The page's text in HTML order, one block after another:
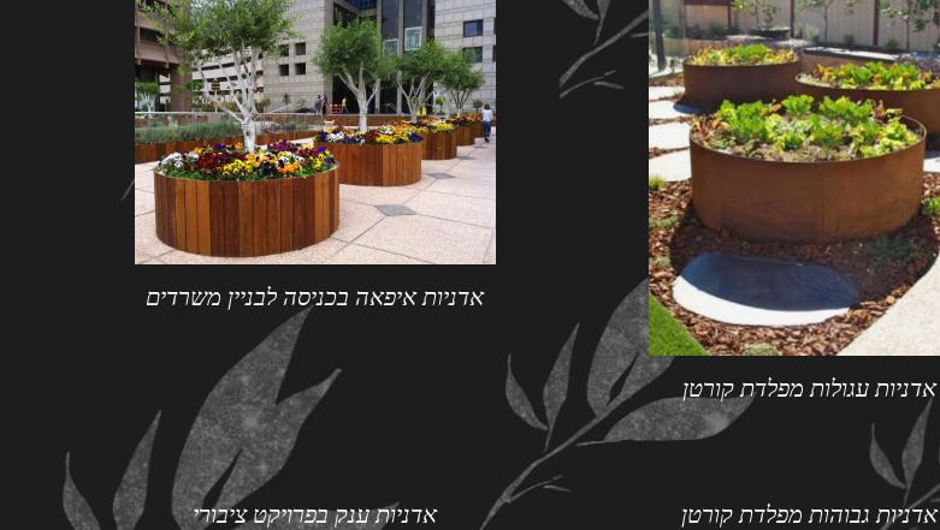
אדניות עגולות מפלדת קורטן
אדניות איפאה בכניסה לבניין משרדים
אדניות גבוהות מפלדת קורטן אדניות ענק בפרויקט ציבורי